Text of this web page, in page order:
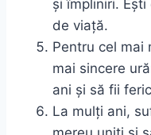
și împliniri.
de viață.
Pentru cel mai
mai sincere
ani și să fii
La mulți ani,